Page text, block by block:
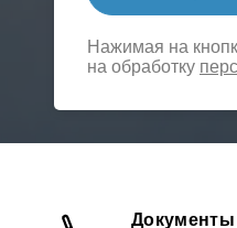
Нажимая на
на обработку
Документы